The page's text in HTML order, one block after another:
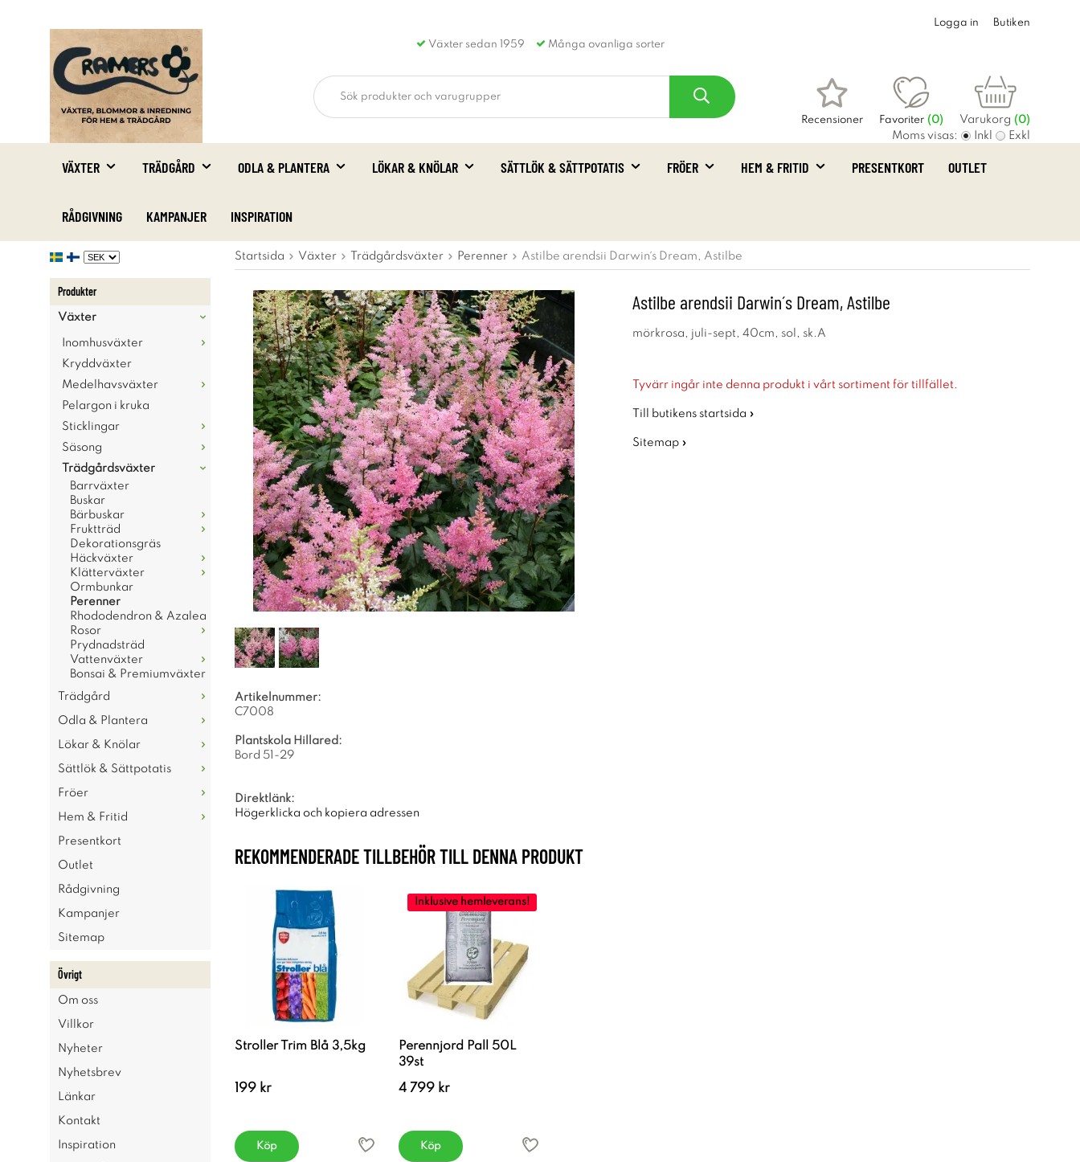
Växter sedan 1959 Många ovanliga sorter
Logga in Butiken
Recensioner Favoriter (0) Varukorg (0)
Moms visas: Inkl Exkl
VÄXTER TRÄDGÅRD ODLA & PLANTERA LÖKAR & KNÖLAR SÄTTLÖK & SÄTTPOTATIS FRÖER HEM & FRITID PRESENTKORT OUTLET
RÅDGIVNING KAMPANJER INSPIRATION
Produkter
Växter
Inomhusväxter
Kryddväxter
Medelhavsväxter
Pelargon i kruka
Sticklingar
Säsong
Trädgårdsväxter
Barrväxter
Buskar
Bärbuskar
Fruktträd
Dekorationsgräs
Häckväxter
Klätterväxter
Ormbunkar
Perenner
Rhododendron & Azalea
Rosor
Prydnadsträd
Vattenväxter
Bonsai & Premiumväxter
Trädgård
Odla & Plantera
Lökar & Knölar
Sättlök & Sättpotatis
Fröer
Hem & Fritid
Presentkort
Outlet
Rådgivning
Kampanjer
Sitemap
Övrigt
Om oss
Villkor
Nyheter
Nyhetsbrev
Länkar
Kontakt
Inspiration
Startsida Växter Trädgårdsväxter Perenner Astilbe arendsii Darwin´s Dream, Astilbe
Astilbe arendsii Darwin´s Dream, Astilbe
mörkrosa, juli-sept, 40cm, sol, sk.A
Tyvärr ingår inte denna produkt i vårt sortiment för tillfället.
Till butikens startsida »
Sitemap »
Artikelnummer:
C7008
Plantskola Hillared:
Bord 51-29
Direktlänk:
Högerklicka och kopiera adressen
REKOMMENDERADE TILLBEHÖR TILL DENNA PRODUKT
Stroller Trim Blå 3,5kg
199 kr
Köp
Inklusive hemleverans!
Perennjord Pall 50L
39st
4 799 kr
Köp